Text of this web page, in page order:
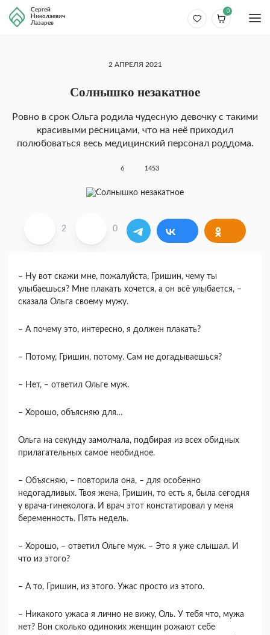
Сергей
Николаевич
Лазарев
0
2 АПРЕЛЯ 2021
Солнышко незакатное
Ровно в срок Ольга родила чудесную девочку с такими
красивыми ресницами, что на неё приходил
полюбоваться весь медицинский персонал роддома.
6 1453
2 0
– Ну вот скажи мне, пожалуйста, Гришин, чему ты
улыбаешься? Мне плакать хочется, а он всё улыбается, –
сказала Ольга своему мужу.
– А почему это, интересно, я должен плакать?
– Потому, Гришин, потому. Сам не догадываешься?
– Нет, – ответил Ольге муж.
– Хорошо, объясняю для…
Ольга на секунду замолчала, подбирая из всех обидных
прилагательных самое необидное.
– Объясняю, – повторила она, – для особенно
недогадливых. Твоя жена, Гришин, то есть я, была сегодня
у врача-гинеколога. И врач этот констатировал у меня
беременность. Пять недель.
– Хорошо, – ответил Ольге муж. – Это я уже слышал. И
что из этого?
– А то, Гришин, из этого. Ужас просто из этого.
– Никакого ужаса я лично не вижу, Оль. У тебя что, мужа
нет? Вон сколько одиноких женщин рожают себе